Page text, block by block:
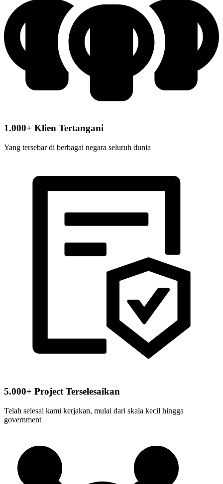
1.000+ Klien Tertangani
Yang tersebar di berbagai negara seluruh dunia
5.000+ Project Terselesaikan
Telah selesai kami kerjakan, mulai dari skala kecil hingga
government